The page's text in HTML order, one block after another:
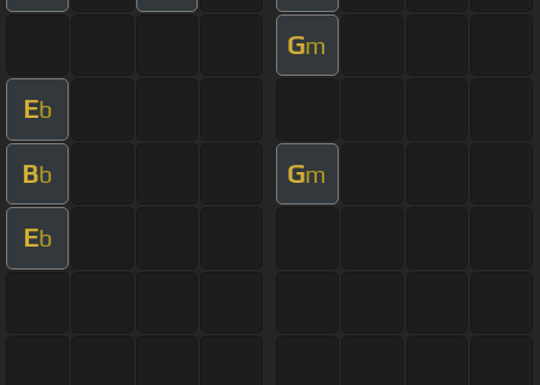
Gm
Eb
Bb Gm
Eb